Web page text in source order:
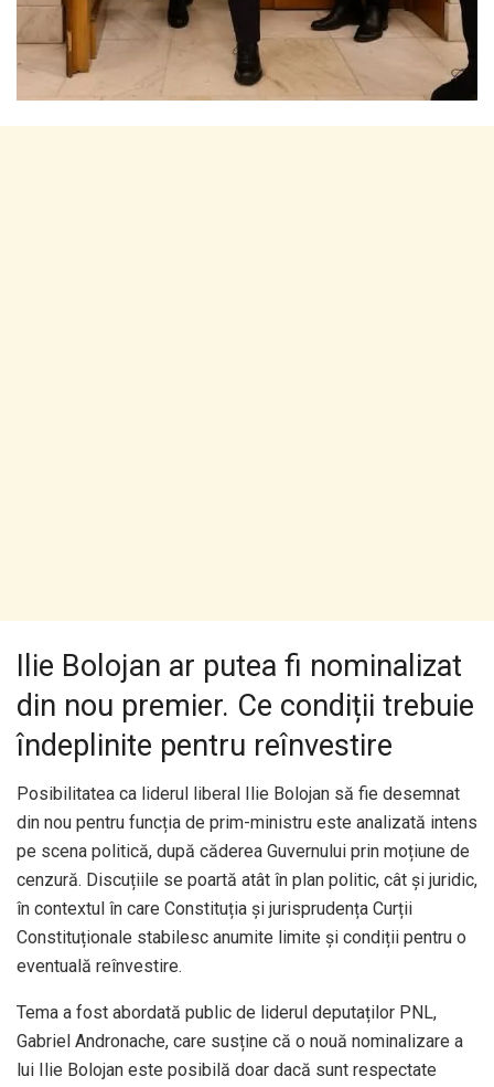
Ilie Bolojan ar putea fi nominalizat
din nou premier. Ce condiții trebuie
îndeplinite pentru reînvestire
Posibilitatea ca liderul liberal Ilie Bolojan să fie desemnat
din nou pentru funcția de prim-ministru este analizată intens
pe scena politică, după căderea Guvernului prin moțiune de
cenzură. Discuțiile se poartă atât în plan politic, cât și juridic,
în contextul în care Constituția și jurisprudența Curții
Constituționale stabilesc anumite limite și condiții pentru o
eventuală reînvestire.
Tema a fost abordată public de liderul deputaților PNL,
Gabriel Andronache, care susține că o nouă nominalizare a
lui Ilie Bolojan este posibilă doar dacă sunt respectate